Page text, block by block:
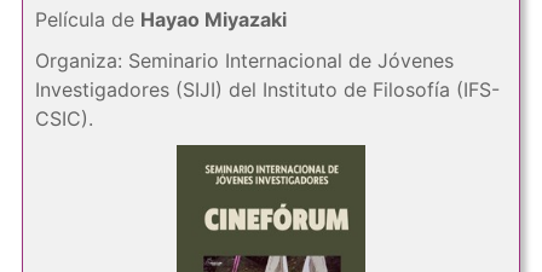
Película de Hayao Miyazaki
Organiza: Seminario Internacional de Jóvenes
Investigadores (SIJI) del Instituto de Filosofía (IFS-
CSIC).